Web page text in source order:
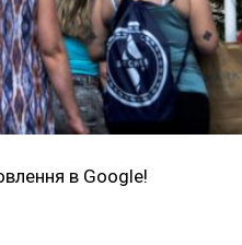
в Google!